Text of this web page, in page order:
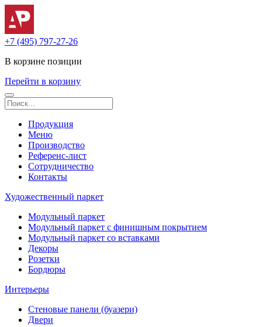
+7 (495) 797-27-26
В корзине позиции
Перейти в корзину
Продукция
Меню
Производство
Референс-лист
Сотрудничество
Контакты
Художественный паркет
Модульный паркет
Модульный паркет с финишным покрытием
Модульный паркет со вставками
Декоры
Розетки
Бордюры
Интерьеры
Стеновые панели (буазери)
Двери